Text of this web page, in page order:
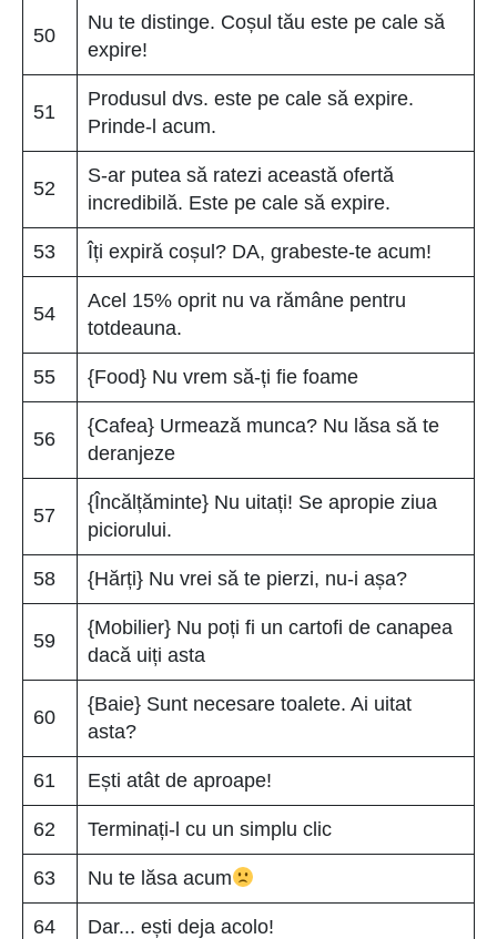
50
Nu te distinge. Coșul tău este pe cale să
expire!
51
Produsul dvs. este pe cale să expire.
Prinde-l acum.
52
S-ar putea să ratezi această ofertă
incredibilă. Este pe cale să expire.
53 Îți expiră coșul? DA, grabeste-te acum!
54
Acel 15% oprit nu va rămâne pentru
totdeauna.
55 {Food} Nu vrem să-ți fie foame
56
{Cafea} Urmează munca? Nu lăsa să te
deranjeze
57
{Încălțăminte} Nu uitați! Se apropie ziua
piciorului.
58 {Hărți} Nu vrei să te pierzi, nu-i așa?
59
{Mobilier} Nu poți fi un cartofi de canapea
dacă uiți asta
60
{Baie} Sunt necesare toalete. Ai uitat
asta?
61 Ești atât de aproape!
62 Terminați-l cu un simplu clic
63 Nu te lăsa acum
64 Dar... ești deja acolo!